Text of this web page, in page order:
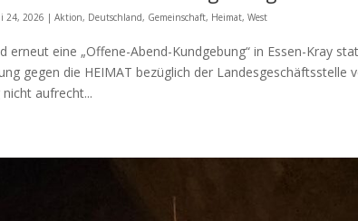
24, 2026 |Aktion, Deutschland, Gemeinschaft, Heimat,West
erneut eine „Offene-Abend-Kundgebung“ in Essen-Kray
gegen die HEIMAT bezüglich der
aufrecht...